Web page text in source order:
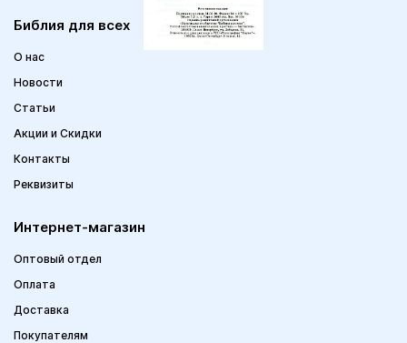
Библия для всех
О нас
Новости
Статьи
Акции и Скидки
Контакты
Реквизиты
Интернет-магазин
Оптовый отдел
Оплата
Доставка
Покупателям